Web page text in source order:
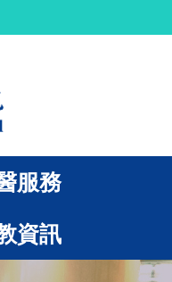
服務
資訊